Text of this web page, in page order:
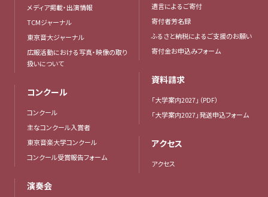
メディア掲載・出演情報
TCMジャーナル
東京音大ジャーナル
広報活動における写真・映像の取り
扱いについて
コンクール
コンクール
主なコンクール入賞者
東京音楽大学コンクール
コンクール受賞報告フォーム
演奏会
遺言によるご寄付
寄付者芳名録
ふるさと納税によるご支援のお願い
寄付金お申込みフォーム
資料請求
「大学案内2027」（PDF）
「大学案内2027」発送申込フォーム
アクセス
アクセス